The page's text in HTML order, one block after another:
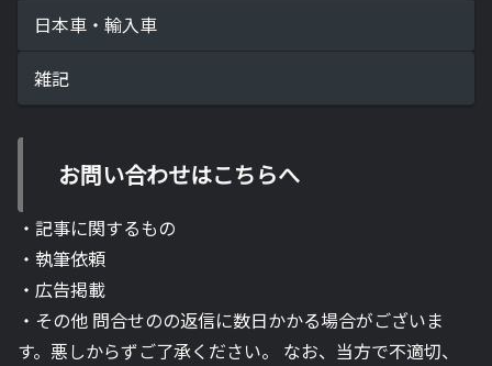
日本車・輸入車
雑記
お問い合わせはこちらへ
・記事に関するもの
・執筆依頼
・広告掲載
・その他 問合せのの返信に数日かかる場合がございま
す。悪しからずご了承ください。 なお、当方で不適切、